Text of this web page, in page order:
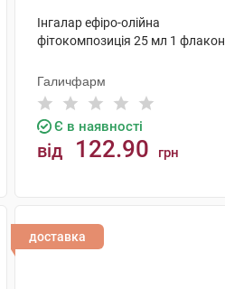
Інгалар ефіро-олійна
фітокомпозиція 25 мл 1 флакон
Галичфарм
Є в наявності
від 122.90 грн
доставка